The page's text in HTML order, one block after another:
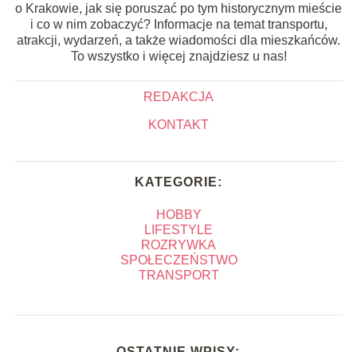
o Krakowie, jak się poruszać po tym historycznym mieście
i co w nim zobaczyć? Informacje na temat transportu,
atrakcji, wydarzeń, a także wiadomości dla mieszkańców.
To wszystko i więcej znajdziesz u nas!
REDAKCJA
KONTAKT
KATEGORIE:
HOBBY
LIFESTYLE
ROZRYWKA
SPOŁECZEŃSTWO
TRANSPORT